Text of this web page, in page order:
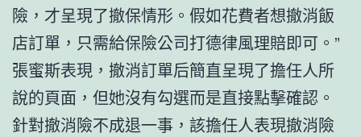
險，才呈現了撤保情形。假如花費者想撤消飯
店訂單，只需給保險公司打德律風理賠即可。”
張蜜斯表現，撤消訂單后簡直呈現了擔任人所
說的頁面，但她沒有勾選而是直接點擊確認。
針對撤消險不成退一事，該擔任人表現撤消險